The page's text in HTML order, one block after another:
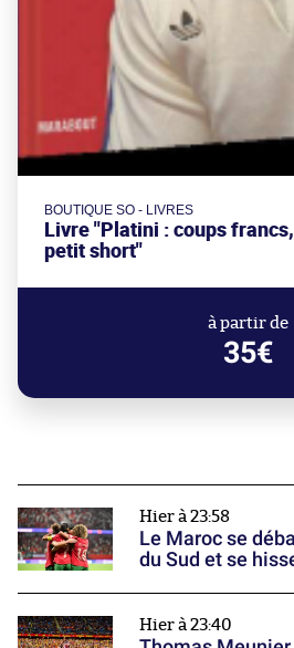
BOUTIQUE SO - LIVRES
Livre "Platini : coups
petit short"
à partir de
35€
Hier à 23:58
Le Maroc se
du Sud et se
Hier à 23:40